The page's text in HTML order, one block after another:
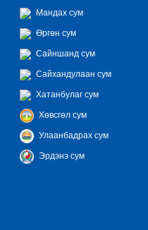
Мандах сум
Өргөн сум
Сайншанд сум
Сайхандулаан сум
Хатанбулаг сум
Хөвсгөл сум
Улаанбадрах сум
Эрдэнэ сум